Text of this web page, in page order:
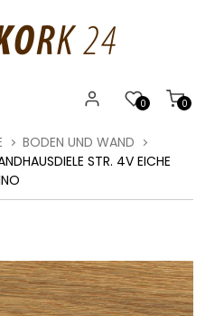
0
0
BODEN UND WAND
STR. 4V EICHE